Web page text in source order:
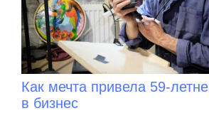
Как мечта привела 59-
в бизнес